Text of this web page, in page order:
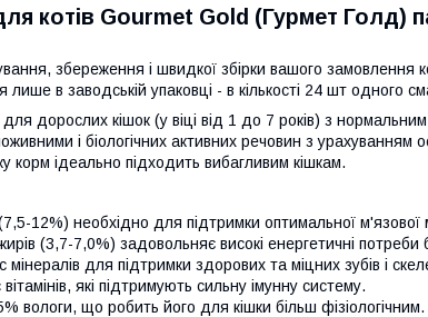
котів Gourmet Gold (Гурмет Голд)
збереження і швидкої збірки вашого замовлення
лише в заводській упаковці - в кількості 24 шт одного
дорослих кішок (у віці від 1 до 7 років) з нормальним
і біологічних активних речовин з урахуванням
корм ідеально підходить вибагливим кішкам.
12%) необхідно для підтримки оптимальної м'язової
(3,7-7,0%) задовольняє високі енергетичні
для підтримки здорових та міцних зубів і
які підтримують сильну імунну систему.
вологи, що робить його для кішки більш